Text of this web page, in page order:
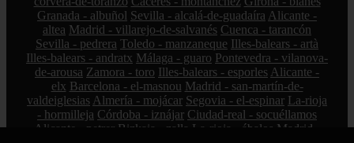
Granada - albuñol Sevilla - alcalá-de-guadaíra Alicante -
altea Madrid - villarejo-de-salvanés Cuenca - tarancón
Sevilla - pedrera Toledo - manzaneque Illes-balears - artà
Illes-balears - andratx Málaga - guaro Pontevedra - vilanova-
de-arousa Zamora - toro Illes-balears - esporles Alicante -
elx Barcelona - el-masnou Madrid - san-martín-de-
valdeiglesias Almería - mojácar Segovia - el-espinar La-rioja
- hormilleja Córdoba - iznájar Ciudad-real - socuéllamos
Alicante - petrer Bizkaia - zalla La-rioja - ábalos Madrid -